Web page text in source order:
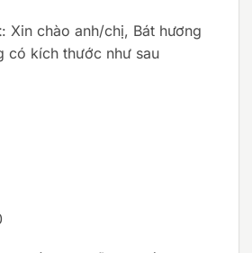
: Xin chào anh/chị, Bát hương
có kích thước như sau